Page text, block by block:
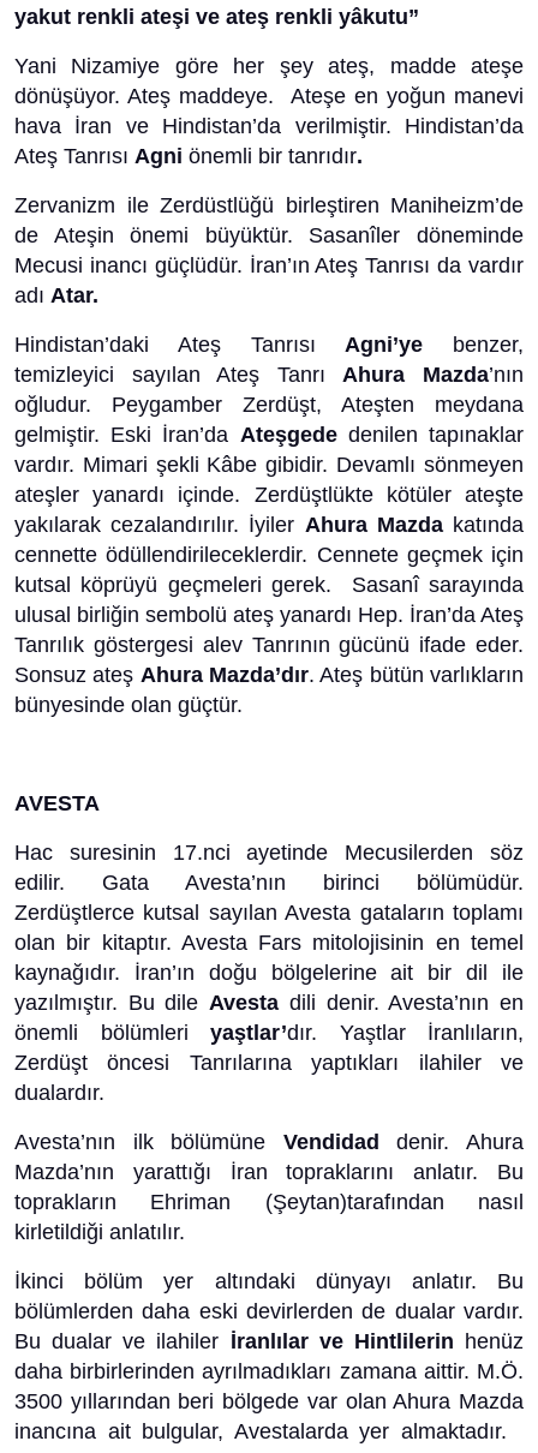
yakut renkli ateşi ve ateş renkli yâkutu”
Yani Nizamiye göre her şey ateş, madde ateşe
dönüşüyor. Ateş maddeye. Ateşe en yoğun manevi
hava İran ve Hindistan’da verilmiştir. Hindistan’da
Ateş Tanrısı Agni önemli bir tanrıdır.
Zervanizm ile Zerdüstlüğü birleştiren Maniheizm’de
de Ateşin önemi büyüktür. Sasanîler döneminde
Mecusi inancı güçlüdür. İran’ın Ateş Tanrısı da vardır
adı Atar.
Hindistan’daki Ateş TanrısıAgni’ye benzer,
temizleyici sayılan Ateş TanrıAhura Mazda’nın
oğludur. Peygamber Zerdüşt, Ateşten meydana
gelmiştir. Eski İran’da Ateşgededenilen tapınaklar
vardır. Mimari şekli Kâbe gibidir. Devamlı sönmeyen
ateşler yanardı içinde. Zerdüştlükte kötüler ateşte
yakılarak cezalandırılır. İyiler Ahura Mazdakatında
cennette ödüllendirileceklerdir. Cennete geçmek için
kutsal köprüyü geçmeleri gerek. Sasanî sarayında
ulusal birliğin sembolü ateş yanardı Hep. İran’da Ateş
Tanrılık göstergesi alev Tanrının gücünü ifade eder.
Sonsuz ateş Ahura Mazda’dır. Ateş bütün varlıkların
bünyesinde olan güçtür.
AVESTA
Hac suresinin 17.nci ayetinde Mecusilerden söz
edilir. Gata Avesta’nın birinci bölümüdür.
Zerdüştlerce kutsal sayılan Avesta gataların toplamı
olan bir kitaptır. Avesta Fars mitolojisinin en temel
kaynağıdır. İran’ın doğu bölgelerine ait bir dil ile
yazılmıştır. Bu dileAvesta dili denir. Avesta’nın en
önemli bölümleri yaştlar’dır. Yaştlar İranlıların,
Zerdüşt öncesi Tanrılarına yaptıkları ilahiler ve
dualardır.
Avesta’nın ilk bölümüne Vendidad
denir. Ahura
Mazda’nın yarattığı İran topraklarını anlatır. Bu
toprakların Ehriman (Şeytan)tarafından nasıl
kirletildiği anlatılır.
İkinci bölüm yer altındaki dünyayı anlatır. Bu
bölümlerden daha eski devirlerden de dualar vardır.
Bu dualar ve ilahiler İranlılar ve Hintlilerin henüz
daha birbirlerinden ayrılmadıkları zamana aittir. M.Ö.
3500 yıllarından beri bölgede var olan Ahura Mazda
inancına ait bulgular, Avestalarda yer almaktadır.